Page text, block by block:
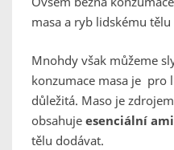
masa a ryb lidskému
Mnohdy však můžeme
konzumace masa je pro
důležitá. Maso je
obsahuje esenciální
tělu dodávat.